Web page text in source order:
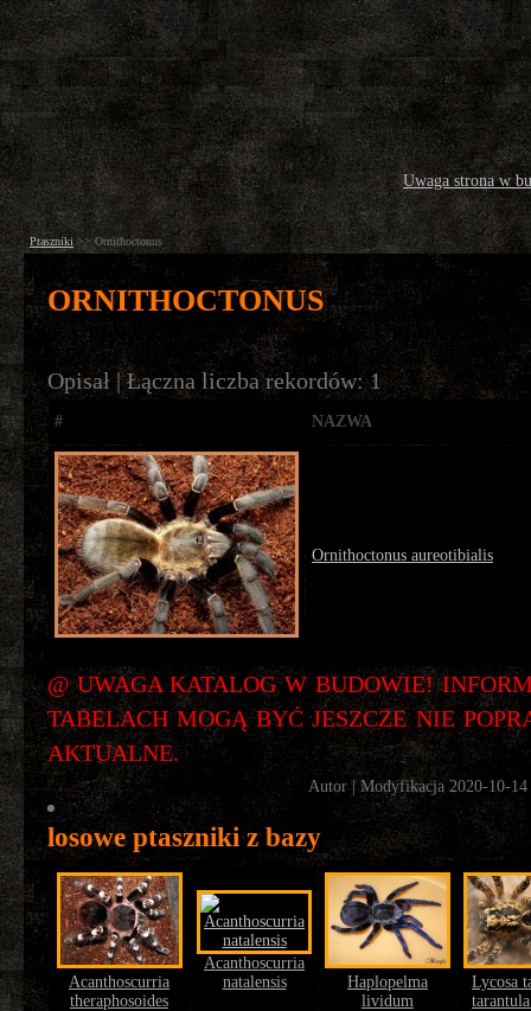
Uwaga strona w
Ptaszniki >>Ornithoctonus
ORNITHOCTONUS
Opisał | Łączna liczba rekordów: 1
# NAZWA
Ornithoctonus aureotibialis
@ UWAGA KATALOG W BUDOWIE!
TABELACH MOGĄ BYĆ JESZCZE NIE
AKTUALNE.
Autor | Modyfikacja 2020-10-14
losowe ptaszniki z bazy
Acanthoscurria
theraphosoides
Acanthoscurria
natalensis
Haplopelma
lividum
Lycosa